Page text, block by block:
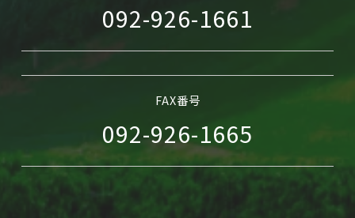
092-926-1661
FAX番号
092-926-1665